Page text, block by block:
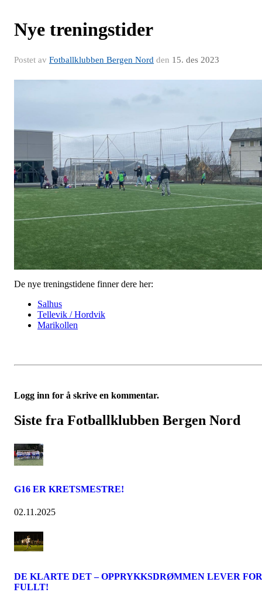
Nye treningstider
Postet av Fotballklubben Bergen Nord den 15. des 2023
De nye treningstidene finner dere her:
Salhus
Tellevik / Hordvik
Marikollen
Logg inn for å skrive en kommentar.
Siste fra Fotballklubben Bergen Nord
G16 ER KRETSMESTRE!
02.11.2025
DE KLARTE DET – OPPRYKKSDRØMMEN LEVER FOR
FULLT!